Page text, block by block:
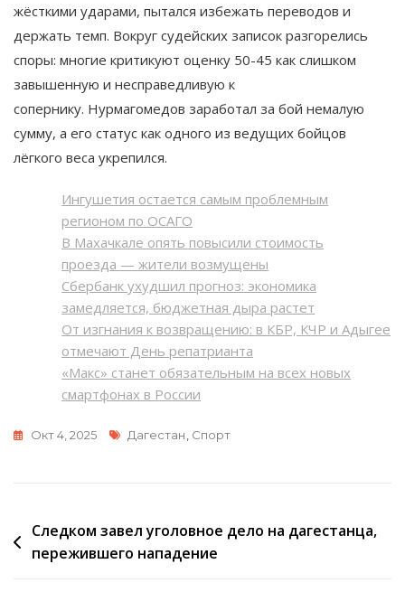
жёсткими ударами, пытался избежать переводов и
держать темп. Вокруг судейских записок разгорелись
споры: многие критикуют оценку 50-45 как слишком
завышенную и несправедливую к
сопернику. Нурмагомедов заработал за бой немалую
сумму, а его статус как одного из ведущих бойцов
лёгкого веса укрепился.
Ингушетия остается самым проблемным
регионом по ОСАГО
В Махачкале опять повысили стоимость
проезда — жители возмущены
Сбербанк ухудшил прогноз: экономика
замедляется, бюджетная дыра растет
От изгнания к возвращению: в КБР, КЧР и Адыгее
отмечают День репатрианта
«Макс» станет обязательным на всех новых
смартфонах в России
Окт 4, 2025 Метки
Дагестан Спорт
Навигация
по
Следком завел уголовное дело на дагестанца,
пережившего нападение